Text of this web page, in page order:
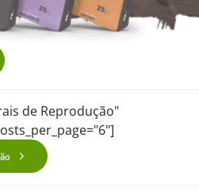
de Reprodução"